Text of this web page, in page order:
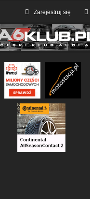
Zarejestruj się